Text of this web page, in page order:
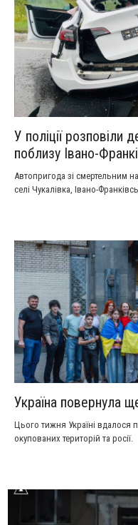
У поліції розповіли
поблизу Івано-
Автопригода зі смертельним
селі Чукалівка, Івано-
Україна повернула
Цього тижня Україні вдалося
окупованих територій та росії.